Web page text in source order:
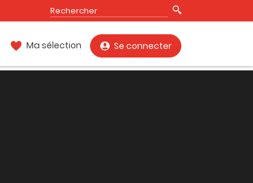
Ma sélection Se connecter